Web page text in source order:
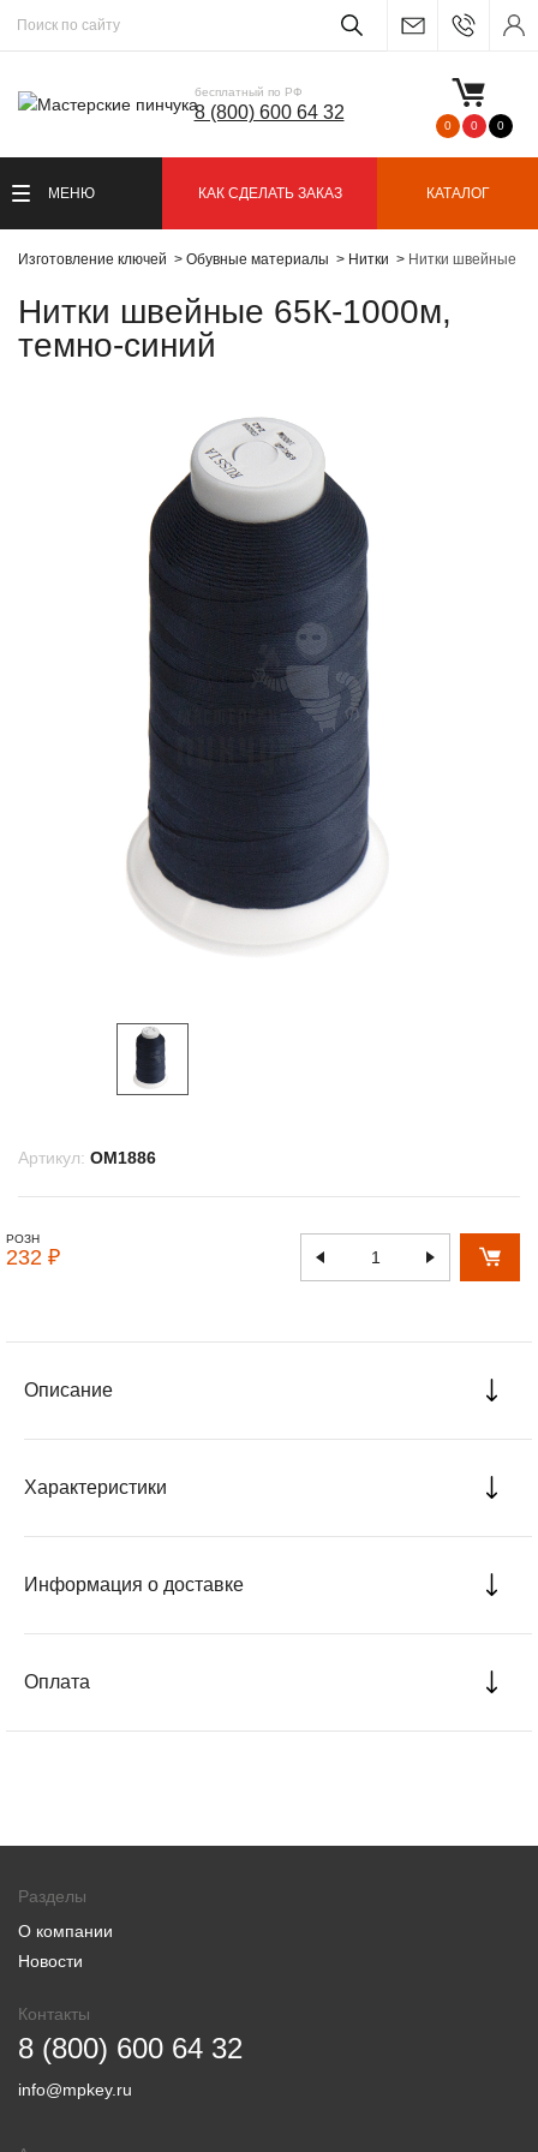
бесплатный по РФ
8 (800) 600 64 32
0 0 0
МЕНЮ КАК СДЕЛАТЬ ЗАКАЗ КАТАЛОГ
Изготовление ключей Обувные материалы Нитки Нитки швейные
Нитки швейные 65К-1000м,
темно-синий
Артикул: OM1886
РОЗН
232 ₽
Описание
Характеристики
Информация о доставке
Оплата
Разделы
О компании
Новости
Контакты
8 (800) 600 64 32
info@mpkey.ru